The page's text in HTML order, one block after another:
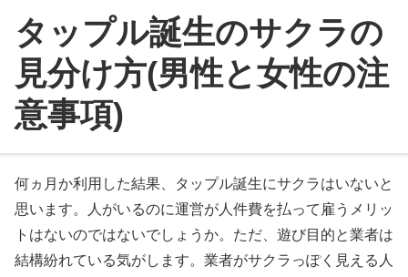
タップル誕生のサクラの
見分け方(男性と女性の注
意事項)
何ヵ月か利用した結果、タップル誕生にサクラはいないと
思います。人がいるのに運営が人件費を払って雇うメリッ
トはないのではないでしょうか。ただ、遊び目的と業者は
結構紛れている気がします。業者がサクラっぽく見える人